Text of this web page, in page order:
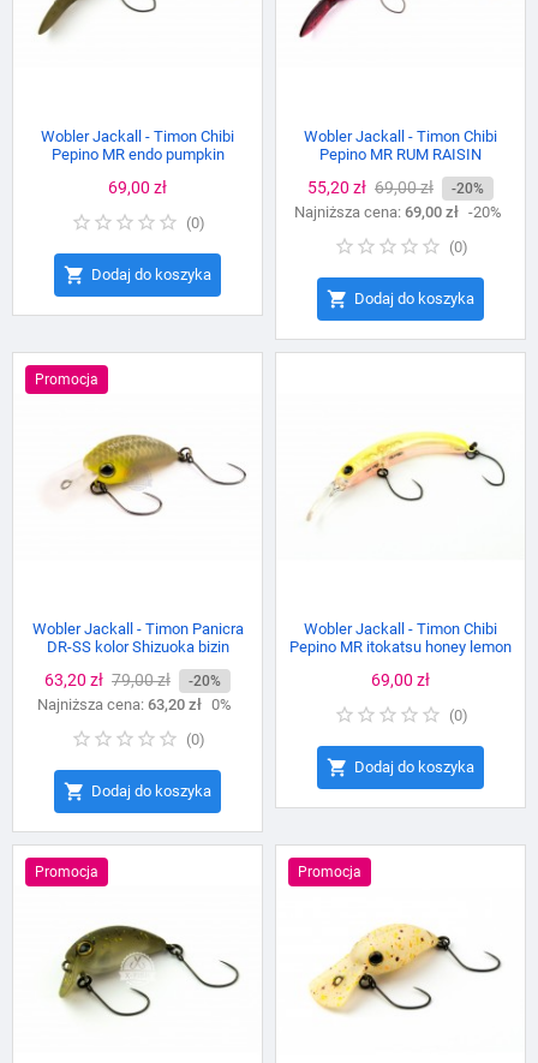
Wobler Jackall - Timon Chibi
Pepino MR endo pumpkin
Cena
69,00 zł
(0)
 Dodaj do koszyka
Wobler Jackall - Timon Chibi
Pepino MR RUM RAISIN
Cena
55,20 zł Cena
podstawowa
69,00 zł -20%
Najniższa cena: 69,00 zł -20%
(0)
 Dodaj do koszyka
Promocja
Wobler Jackall - Timon Panicra
DR-SS kolor Shizuoka bizin
Cena
63,20 zł Cena
podstawowa
79,00 zł -20%
Najniższa cena: 63,20 zł 0%
(0)
 Dodaj do koszyka
Wobler Jackall - Timon Chibi
Pepino MR itokatsu honey lemon
Cena
69,00 zł
(0)
 Dodaj do koszyka
Promocja Promocja